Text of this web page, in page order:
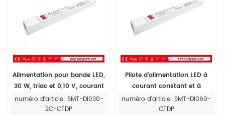
Alimentation pour bande LED,
30 W, triac et 0,10 V, courant
constant, intensité variable,
300 mA-1 050 mA
numéro d'article: SMT-DI030-
2C-CTDP
Pilote d'alimentation LED à
courant constant et à
intensité variable Triac et 0-10
V, prix pour bande LED
numéro d'article: SMT-DI060-
CTDP